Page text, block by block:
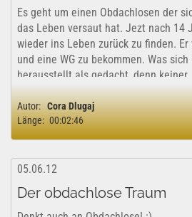
Es geht um einen Obdachlosen der
das Leben versaut hat. Jezt nach 14
wieder ins Leben zurück zu finden.
und eine WG zu bekommen. Was
herausstellt als gedacht, denn keiner...
Autor: Cora Dlugaj
Länge: 00:02:46
05.06.12
Der obdachlose Traum